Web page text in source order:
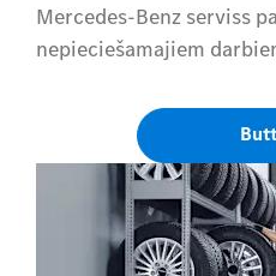
Mercedes-Benz serviss
nepieciešamajiem